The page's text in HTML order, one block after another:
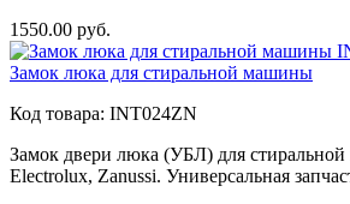
1550.00 руб.
Замок люка для стиральной машины
Код товара: INT024ZN
Замок двери люка (УБЛ) для
Electrolux, Zanussi. Универсальная